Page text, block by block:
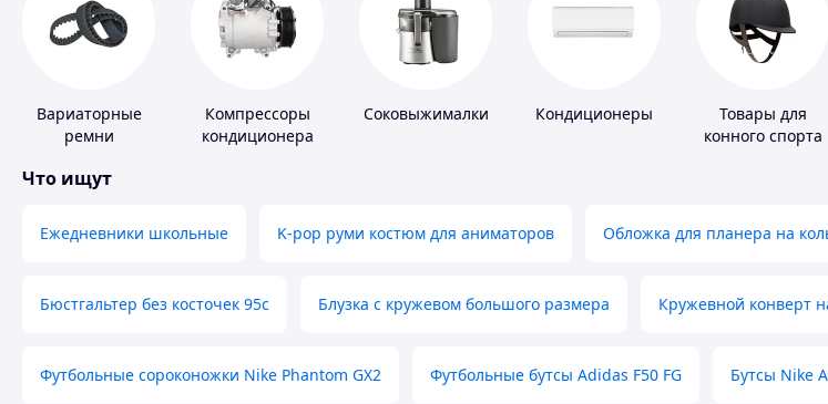
Вариаторные
ремни
Компрессоры
кондиционера
Соковыжималки Кондиционеры
Товары для
конного спорта
Что ищут
Ежедневники школьные K-pop руми костюм для аниматоров Обложка для планера на
Бюстгальтер без косточек 95с Блузка с кружевом большого размера Кружевной конверт
Футбольные сороконожки Nike Phantom GX2 Футбольные бутсы Adidas F50 FG Бутсы Nike